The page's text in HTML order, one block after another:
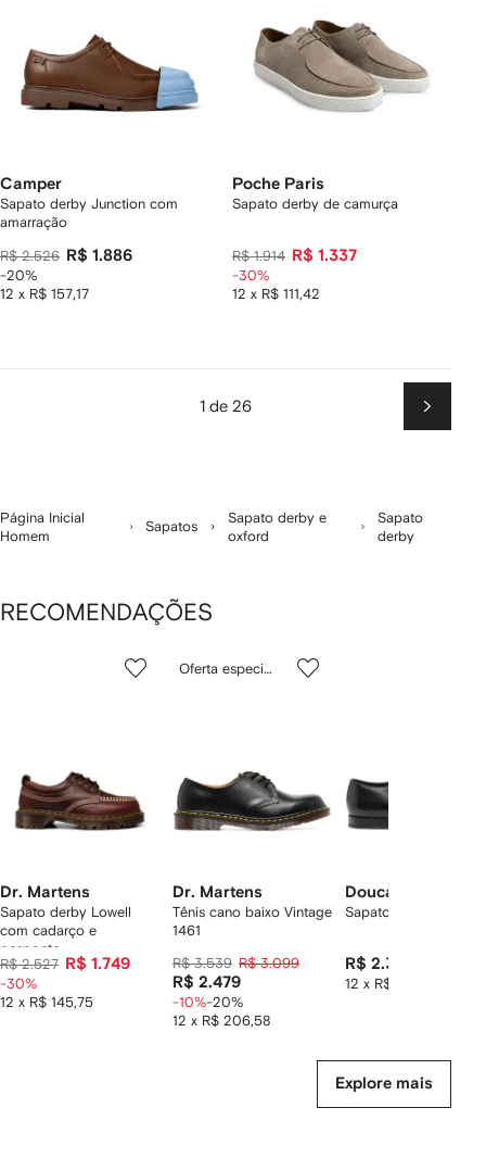
Camper
Sapato derby Junction com
amarração
R$ 2.526 R$ 1.886
12 x R$ 157,17
-20%
Poche Paris
Sapato derby de camurça
R$ 1.914 R$ 1.337
12 x R$ 111,42
-30%
1 de 26
Página Inicial
Homem
Sapatos
Sapato derby e
oxford
Sapato
derby
RECOMENDAÇÕES
Dr. Martens
Sapato derby Lowell
com cadarço e
pesponto
R$ 2.527
R$ 1.749
12 x R$ 145,75
-30%
de
Oferta especial
Dr. Martens
Tênis cano baixo Vintage
1461
R$ 3.539 R$ 3.099
R$ 2.479
12 x R$ 206,58
-10%-20%
Doucal's
Sapato derby de
R$ 2.331
12 x R$ 194,25
Explore mais